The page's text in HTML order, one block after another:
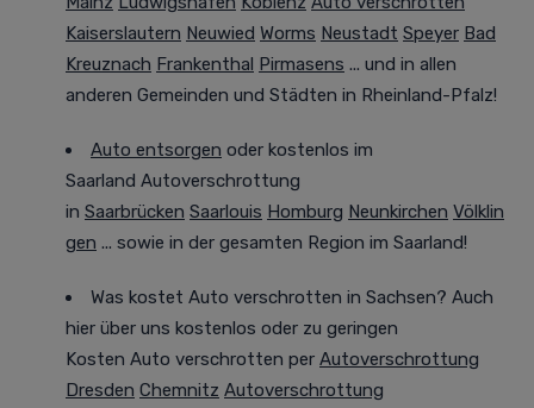
Kaiserslautern Neuwied Worms Neustadt Speyer Bad
Kreuznach Frankenthal Pirmasens ... und in allen
anderen Gemeinden und Städten in Rheinland-Pfalz!
Auto entsorgen oder kostenlos im
Saarland Autoverschrottung
in Saarbrücken Saarlouis Homburg Neunkirchen Völklin
gen ... sowie in der gesamten Region im Saarland!
Was kostet Auto verschrotten in Sachsen? Auch
hier über uns kostenlos oder zu geringen
Kosten Auto verschrotten per Autoverschrottung
Dresden Chemnitz Autoverschrottung